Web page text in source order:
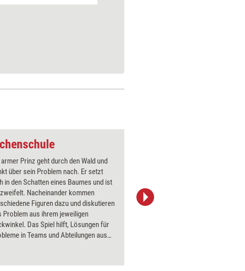
armer Prinz geht durch den Wald und
über sein Problem nach. Er setzt
in den Schatten eines Baumes und ist
Nacheinander kommen
Figuren dazu und diskutieren
Problem aus ihrem jeweiligen
Das Spiel hilft, Lösungen für
in Teams und Abteilungen aus